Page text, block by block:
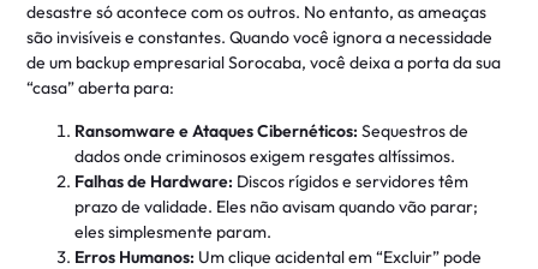
desastre só acontece com os outros. No entanto, as ameaças
são invisíveis e constantes. Quando você ignora a necessidade
de um backup empresarial Sorocaba, você deixa a porta da sua
“casa” aberta para:
Ransomware e Ataques Cibernéticos: Sequestros de
dados onde criminosos exigem resgates altíssimos.
Falhas de Hardware: Discos rígidos e servidores têm
prazo de validade. Eles não avisam quando vão parar;
eles simplesmente param.
Erros Humanos: Um clique acidental em “Excluir” pode